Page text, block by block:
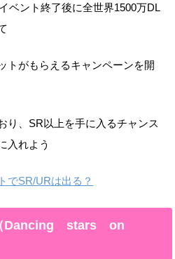
ベント終了後に全世界1500万DL
トがもらえるキャンペーンを開
り、SR以上を手に入るチャンス
入れよう
でSR/URは出る？
（Dancing stars on